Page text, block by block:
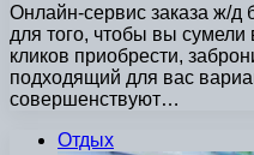
Онлайн-сервис заказа ж/д
для того, чтобы вы сумели
кликов приобрести,
подходящий для вас
совершенствуют…
Отдых